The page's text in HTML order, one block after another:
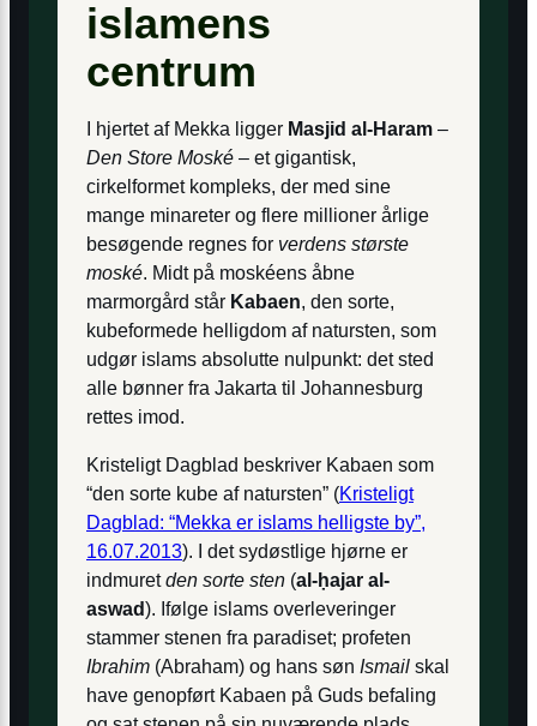
islamens
centrum
I hjertet af Mekka ligger Masjid al-Haram –
Den Store Moské – et gigantisk,
cirkelformet kompleks, der med sine
mange minareter og flere millioner årlige
besøgende regnes for verdens største
moské. Midt på moskéens åbne
marmorgård står Kabaen, den sorte,
kubeformede helligdom af natursten, som
udgør islams absolutte nulpunkt: det sted
alle bønner fra Jakarta til Johannesburg
rettes imod.
Kristeligt Dagblad beskriver Kabaen som
“den sorte kube af natursten” (Kristeligt
Dagblad: “Mekka er islams helligste by”,
16.07.2013). I det sydøstlige hjørne er
indmuretden sorte sten (al-ḥajar al-
aswad). Ifølge islams overleveringer
stammer stenen fra paradiset; profeten
Ibrahim (Abraham) og hans søn Ismail skal
have genopført Kabaen på Guds befaling